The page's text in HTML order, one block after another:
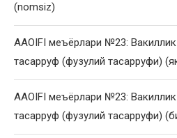
(nomsiz)
AAOIFI меъёрлари №23: Вакиллик
тасарруф (фузулий тасарруфи)
AAOIFI меъёрлари №23: Вакиллик
тасарруф (фузулий тасарруфи)